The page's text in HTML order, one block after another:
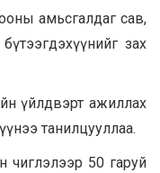
амьсгалдаг сав,
зах
үйлдвэрт ажиллах
танилцууллаа.
чиглэлээр 50 гаруй